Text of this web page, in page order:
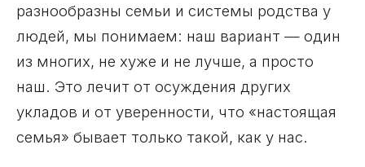
разнообразны семьи и системы родства у
людей, мы понимаем: наш вариант — один
из многих, не хуже и не лучше, а просто
наш. Это лечит от осуждения других
укладов и от уверенности, что «настоящая
семья» бывает только такой, как у нас.